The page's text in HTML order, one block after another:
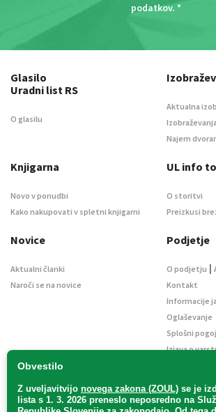
podatkov. *
Obvestilo
Z uveljavitvijo novega zakona (ZOUL) se je
lista s 1. 3. 2026 preneslo neposredno na
Glasilo
Uradni list RS
O glasilu
Aktualna
Najem
Knjigarna
Novo v ponudbi
Kako nakupovati v spletni knjigarni
UL info
O storitvi
Preizkusi
Novice
Aktualni članki
Naroči se na novice
Podjetje
O podjetju |
Kontakt
Informacije
Oglaševanje
Splošni
Izjava o